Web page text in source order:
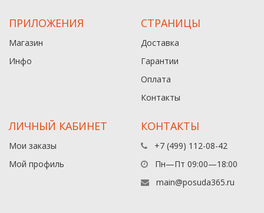
ПРИЛОЖЕНИЯ
Магазин
Инфо
СТРАНИЦЫ
Доставка
Гарантии
Оплата
Контакты
ЛИЧНЫЙ КАБИНЕТ
Мои заказы
Мой профиль
КОНТАКТЫ
+7 (499) 112-08-42
Пн—Пт 09:00—18:00
main@posuda365.ru